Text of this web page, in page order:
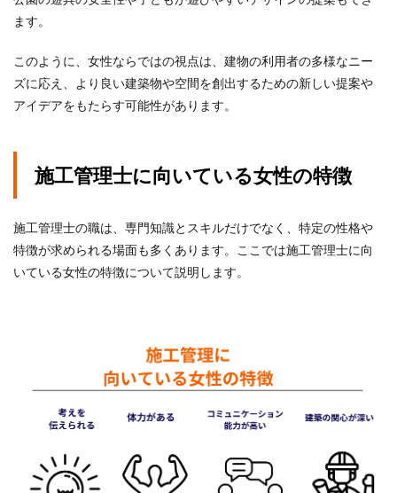
ます。
このように、女性ならではの視点は、建物の利用者の多様なニー
ズに応え、より良い建築物や空間を創出するための新しい提案や
アイデアをもたらす可能性があります。
施工管理士に向いている女性の特徴
施工管理士の職は、専門知識とスキルだけでなく、特定の性格や
特徴が求められる場面も多くあります。ここでは施工管理士に向
いている女性の特徴について説明します。